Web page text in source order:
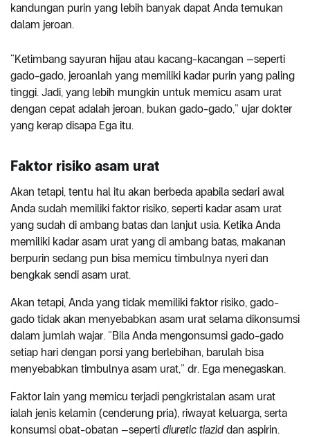
kandungan purin yang lebih banyak dapat Anda temukan
dalam jeroan.
“Ketimbang sayuran hijau atau kacang-kacangan –seperti
gado-gado, jeroanlah yang memiliki kadar purin yang paling
tinggi. Jadi, yang lebih mungkin untuk memicu asam urat
dengan cepat adalah jeroan, bukan gado-gado,” ujar dokter
yang kerap disapa Ega itu.
Faktor risiko asam urat
Akan tetapi, tentu hal itu akan berbeda apabila sedari awal
Anda sudah memiliki faktor risiko, seperti kadar asam urat
yang sudah di ambang batas dan lanjut usia. Ketika Anda
memiliki kadar asam urat yang di ambang batas, makanan
berpurin sedang pun bisa memicu timbulnya nyeri dan
bengkak sendi asam urat.
Akan tetapi, Anda yang tidak memiliki faktor risiko, gado-
gado tidak akan menyebabkan asam urat selama dikonsumsi
dalam jumlah wajar. “Bila Anda mengonsumsi gado-gado
setiap hari dengan porsi yang berlebihan, barulah bisa
menyebabkan timbulnya asam urat,” dr. Ega menegaskan.
Faktor lain yang memicu terjadi pengkristalan asam urat
ialah jenis kelamin (cenderung pria), riwayat keluarga, serta
konsumsi obat-obatan –seperti diuretic tiazid dan aspirin.